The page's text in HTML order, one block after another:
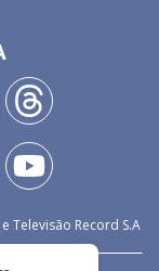
Televisão Record S.A